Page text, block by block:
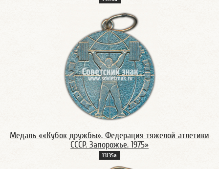
Медаль ««Кубок дружбы». Федерация тяжелой атлетики
СССР. Запорожье. 1975»
13135а